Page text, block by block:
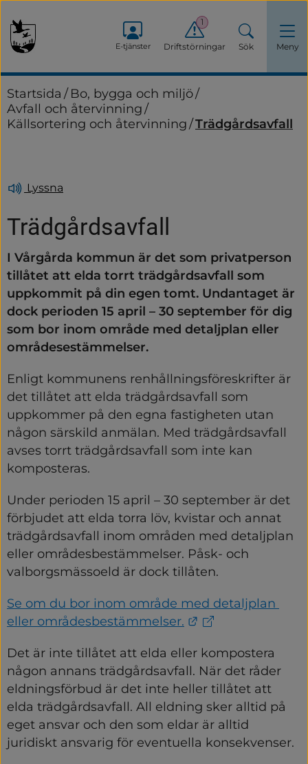
E-tjänster Driftstörningar
1
Sök Meny
Startsida / Bo, bygga och miljö/
Avfall och återvinning/
Källsortering och återvinning/Trädgårdsavfall
Lyssna
Trädgårdsavfall
I Vårgårda kommun är det som privatperson
tillåtet att elda torrt trädgårdsavfall som
uppkommit på din egen tomt. Undantaget är
dock perioden 15 april – 30 september för dig
som bor inom område med detaljplan eller
områdesestämmelser.
Enligt kommunens renhållningsföreskrifter är
det tillåtet att elda trädgårdsavfall som
uppkommer på den egna fastigheten utan
någon särskild anmälan. Med trädgårdsavfall
avses torrt trädgårdsavfall som inte kan
komposteras.
Under perioden 15 april – 30 september är det
förbjudet att elda torra löv, kvistar och annat
trädgårdsavfall inom områden med detaljplan
eller områdesbestämmelser. Påsk- och
valborgsmässoeld är dock tillåten.
Se om du bor inom område med detaljplan
eller områdesbestämmelser.
Länk till annan
Det är inte tillåtet att elda eller kompostera
någon annans trädgårdsavfall. När det råder
eldningsförbud är det inte heller tillåtet att
elda trädgårdsavfall. All eldning sker alltid på
eget ansvar och den som eldar är alltid
juridiskt ansvarig för eventuella konsekvenser.